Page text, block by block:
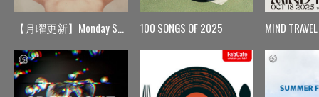
【月曜更新】Monday Spin 100 SONGS OF 2025 MIND TRAVEL